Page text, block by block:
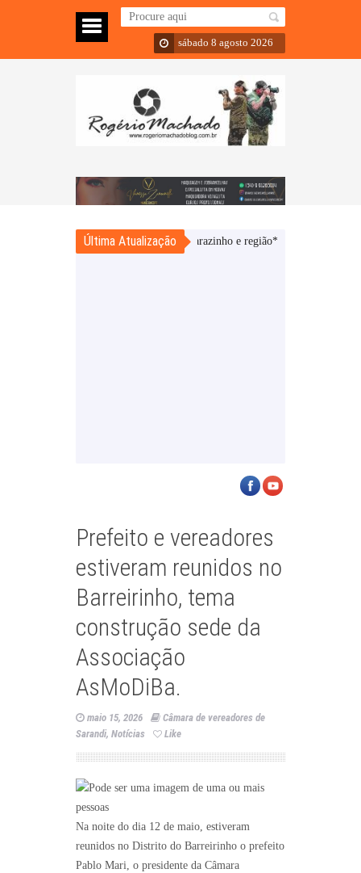
sábado 8 agosto 2026
Última Atualização
por roubos e furtos em Carazinho e região* Sarandi – Homem é
Prefeito e vereadores
estiveram reunidos no
Barreirinho, tema
construção sede da
Associação
AsMoDiBa.
maio 15, 2026
Câmara de vereadores de
Sarandi, Notícias Like
Na noite do dia 12 de maio, estiveram
reunidos no Distrito do Barreirinho o prefeito
Pablo Mari, o presidente da Câmara